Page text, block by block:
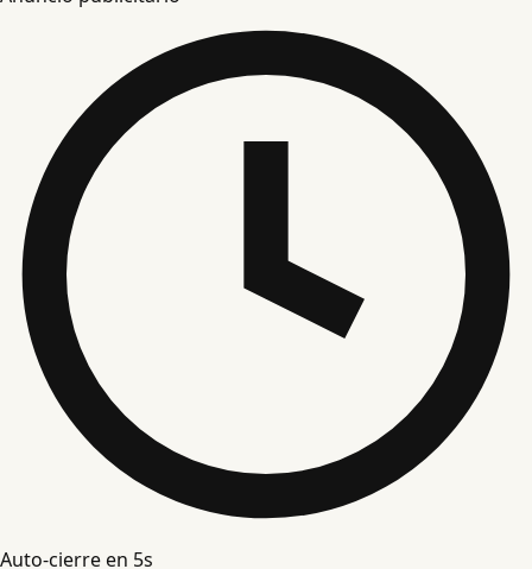
Auto-cierre en 4s